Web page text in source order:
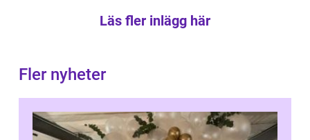
Läs fler inlägg här
Fler nyheter